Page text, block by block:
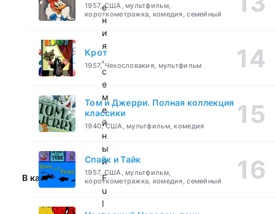
е
н
и
я
,
с
е
м
е
й
н
ы
й
В качестве:
F
u
l
1957, США, мультфильм,
короткометражка, комедия, семейный
Крот
1957, Чехословакия, мультфильм
Том и Джерри. Полная коллекция
классики
1940, США, мультфильм, комедия
Спайк и Тайк
1957, США, мультфильм,
короткометражка, комедия, семейный